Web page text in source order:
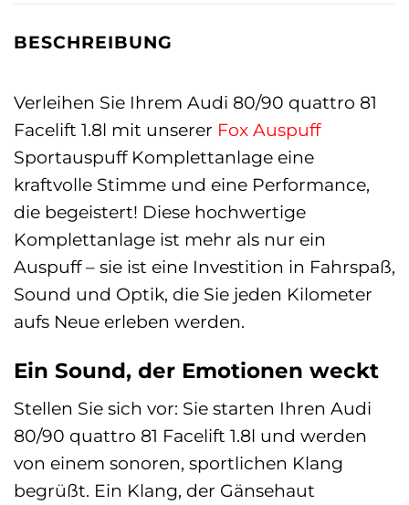
BESCHREIBUNG
Verleihen Sie Ihrem Audi 80/90 quattro 81
Facelift 1.8l mit unserer Fox Auspuff
Sportauspuff Komplettanlage eine
kraftvolle Stimme und eine Performance,
die begeistert! Diese hochwertige
Komplettanlage ist mehr als nur ein
Auspuff – sie ist eine Investition in Fahrspaß,
Sound und Optik, die Sie jeden Kilometer
aufs Neue erleben werden.
Ein Sound, der Emotionen weckt
Stellen Sie sich vor: Sie starten Ihren Audi
80/90 quattro 81 Facelift 1.8l und werden
von einem sonoren, sportlichen Klang
begrüßt. Ein Klang, der Gänsehaut